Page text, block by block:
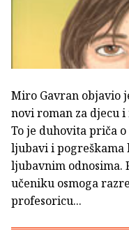
Miro Gavran objavio
novi roman za djecu
To je duhovita priča
ljubavi i pogreškama
ljubavnim odnosima.
učeniku osmoga
profesoricu...